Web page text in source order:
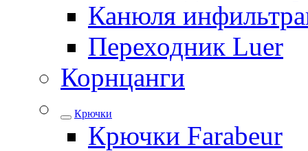
Канюля
Переходник Luer
Корнцанги
Крючки
Крючки Farabeur